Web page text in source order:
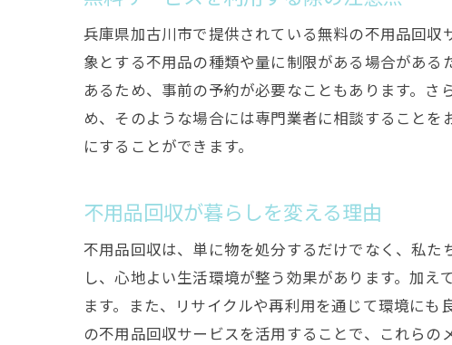
兵庫県加古川市で提供されている無料の不用品回
象とする不用品の種類や量に制限がある場合があ
あるため、事前の予約が必要なこともあります。
め、そのような場合には専門業者に相談すること
にすることができます。
不用品回収が暮らしを変える理由
不用品回収は、単に物を処分するだけでなく、私
し、心地よい生活環境が整う効果があります。加
ます。また、リサイクルや再利用を通じて環境に
の不用品回収サービスを活用することで、これら